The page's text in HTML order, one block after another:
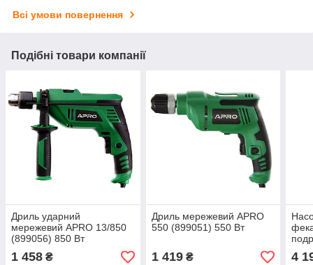
Всі умови повернення
Подібні товари компанії
Дриль ударний
мережевий APRO 13/850
(899056) 850 Вт
1 458 ₴
Дриль мережевий APRO
550 (899051) 550 Вт
1 419₴ 4